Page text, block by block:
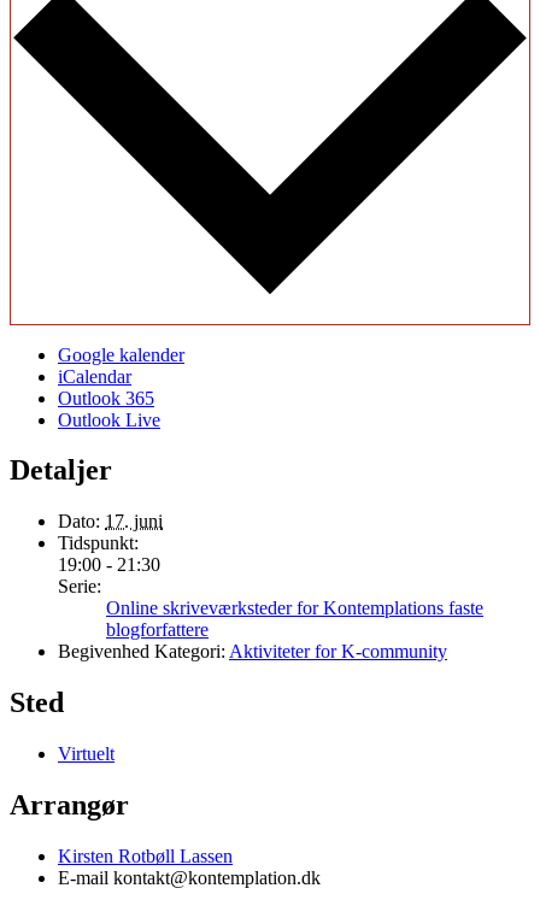
Google kalender
iCalendar
Outlook 365
Outlook Live
Detaljer
Dato: 17. juni
Tidspunkt:
19:00 - 21:30
Serie:
Online skriveværksteder for Kontemplations faste
blogforfattere
Begivenhed Kategori: Aktiviteter for K-community
Sted
Virtuelt
Arrangør
Kirsten Rotbøll Lassen
E-mail kontakt@kontemplation.dk